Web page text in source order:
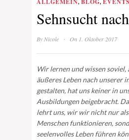
ALLGEMEIN BLOG EVENTS
Sehnsucht
By Nicole · On 1. Oktober 2017
Wir lernen und wissen
äußeres Leben nach unserer
gestalten, hat uns keiner in
Ausbildungen beigebracht.
lehrt uns, wir wir nicht nur
Menschen funktionieren,
seelenvolles Leben führen